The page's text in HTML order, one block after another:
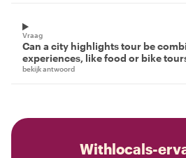
Vraag
Can a city highlights tour be
experiences, like food or bike
bekijk antwoord
Withlocals-